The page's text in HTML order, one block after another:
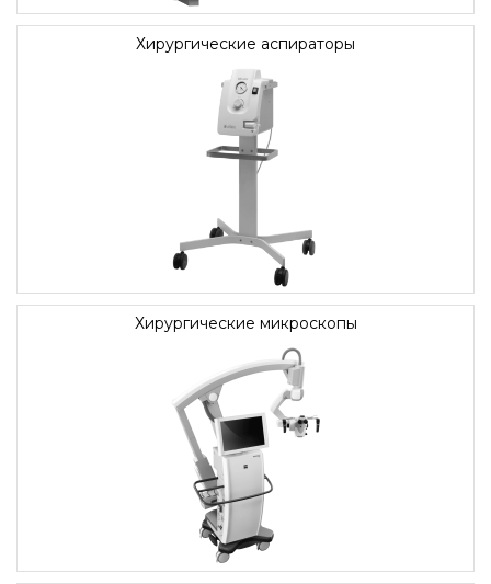
Хирургические аспираторы
Хирургические микроскопы